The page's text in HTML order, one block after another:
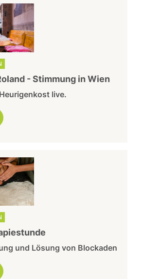
- Stimmung in Wien
live.
und Lösung von Blockaden